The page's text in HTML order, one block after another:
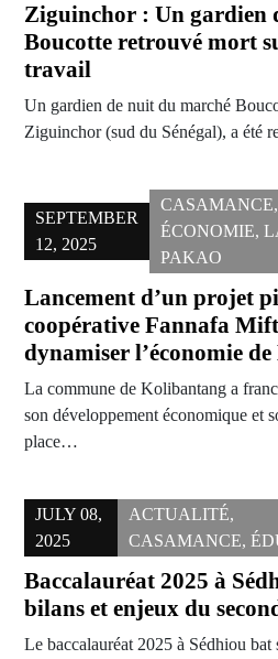
Ziguinchor : Un gardien
Boucotte retrouvé mort
travail
Un gardien de nuit du marché
Ziguinchor (sud du Sénégal), a été
SEPTEMBER
12, 2025
CASAMANCE,
ÉCONOMIE,
PAKAO
Lancement d’un projet
coopérative Fannafa
dynamiser l’économie
La commune de Kolibantang a
son développement économique et
place…
JULY 08,
2025
ACTUALITÉ,
CASAMANCE,
Baccalauréat 2025 à
bilans et enjeux du
Le baccalauréat 2025 à Sédhiou